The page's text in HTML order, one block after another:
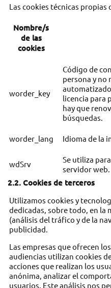
Las cookies técnicas propias
Nombre/s
de las
cookies
worder_key
Código de
persona y no
licencia para
hay que
búsquedas.
worder_lang Idioma de la
wdSrv
Se utiliza
servidor web.
2.2. Cookies de terceros
Utilizamos cookies y
dedicadas, sobre todo, en la
(análisis del tráfico y de la
publicidad.
Las empresas que ofrecen
audiencias utilizan cookies
acciones que realizan los
anónima, analizar el
usuarios. Este análisis nos